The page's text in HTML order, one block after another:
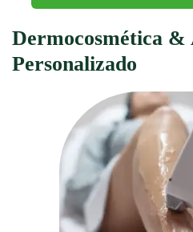
Dermocosmética &
Personalizado